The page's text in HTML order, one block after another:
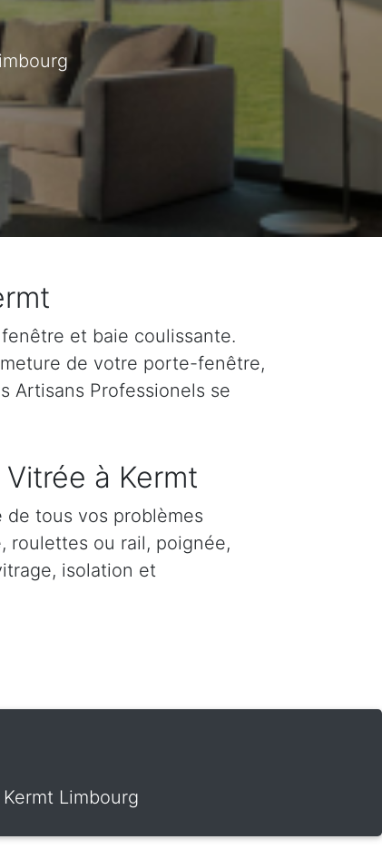
et baie coulissante.
de votre porte-fenêtre,
Artisans Professionels se
à Kermt
de tous vos problèmes
roulettes ou rail, poignée,
isolation et
Limbourg